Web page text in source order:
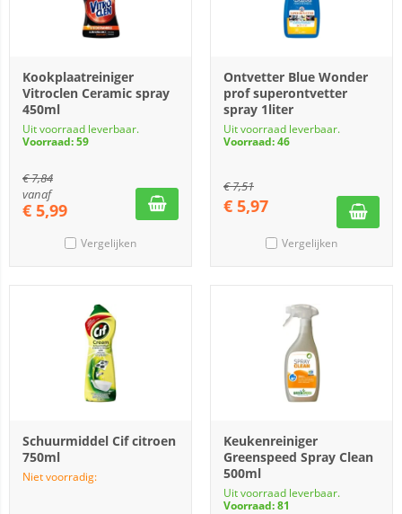
Kookplaatreiniger
Vitroclen Ceramic spray
450ml
Uit voorraad leverbaar.
Voorraad: 59
€7,84
vanaf
€ 5,99
Vergelijken
Ontvetter Blue Wonder
prof superontvetter
spray 1liter
Uit voorraad leverbaar.
Voorraad: 46
€7,51
€ 5,97
Vergelijken
Schuurmiddel Cif citroen
750ml
Niet voorradig:
Keukenreiniger
Greenspeed Spray Clean
500ml
Uit voorraad leverbaar.
Voorraad: 81